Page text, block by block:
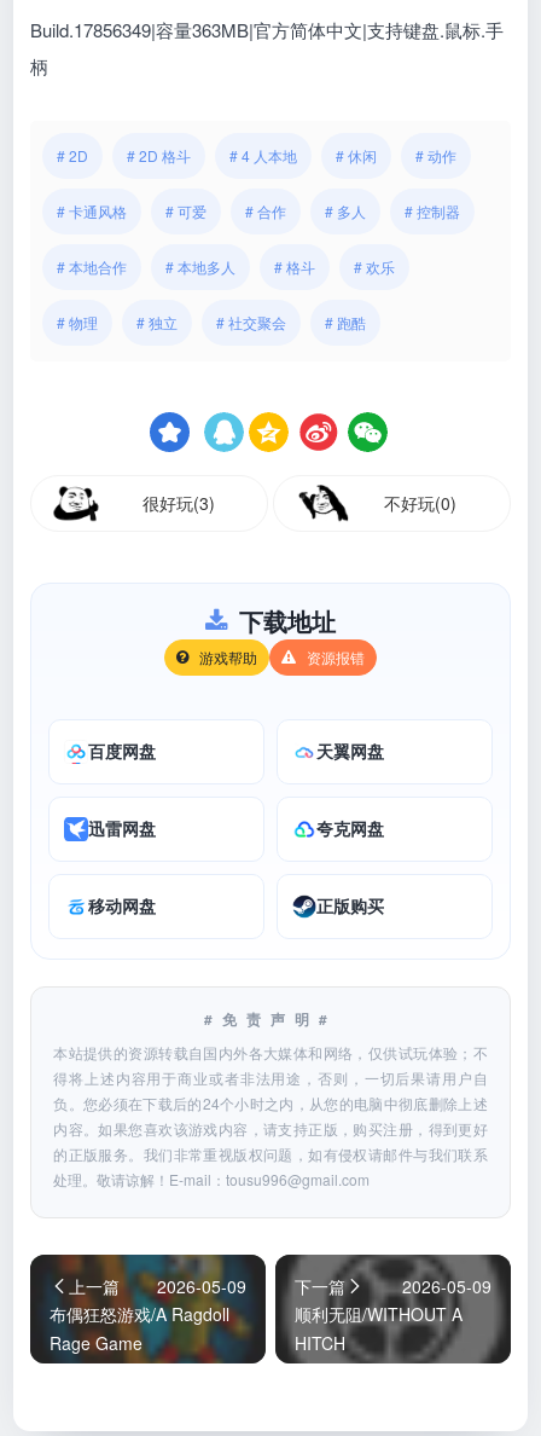
Build.17856349|容量363MB|官方简体中文|支持键盘.鼠标.手
柄
# 2D # 2D 格斗 # 4 人本地 # 休闲 # 动作
# 卡通风格 # 可爱 # 合作 # 多人 # 控制器
# 本地合作 # 本地多人 # 格斗 # 欢乐
# 物理 # 独立 # 社交聚会 # 跑酷
很好玩(3) 不好玩(0)
下载地址
游戏帮助 资源报错
百度网盘 天翼网盘
迅雷网盘 夸克网盘
移动网盘 正版购买
#免责声明#
本站提供的资源转载自国内外各大媒体和网络，仅供试玩体验；不
得将上述内容用于商业或者非法用途，否则，一切后果请用户自
负。您必须在下载后的24个小时之内，从您的电脑中彻底删除上述
内容。如果您喜欢该游戏内容，请支持正版，购买注册，得到更好
的正版服务。我们非常重视版权问题，如有侵权请邮件与我们联系
处理。敬请谅解！E-mail：tousu996@gmail.com
上一篇
2026-05-09
布偶狂怒游戏/A Ragdoll
Rage Game
下一篇
2026-05-09
顺利无阻/WITHOUT A
HITCH